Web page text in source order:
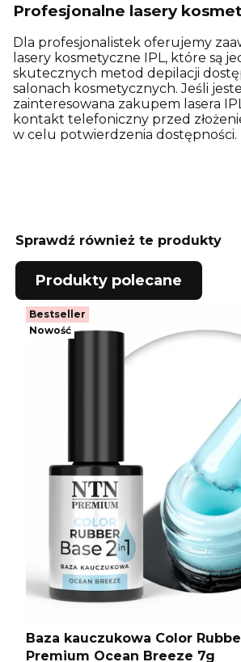
Profesjonalne lasery
Dla profesjonalistek oferujemy
lasery kosmetyczne IPL, które są
skutecznych metod depilacji
salonach kosmetycznych. Jeśli
zainteresowana zakupem lasera
kontakt telefoniczny przed
w celu potwierdzenia dostępności.
Sprawdź również te produkty
Produkty polecane
Bestseller
Nowość
Baza kauczukowa Color
Premium Ocean Breeze 7g